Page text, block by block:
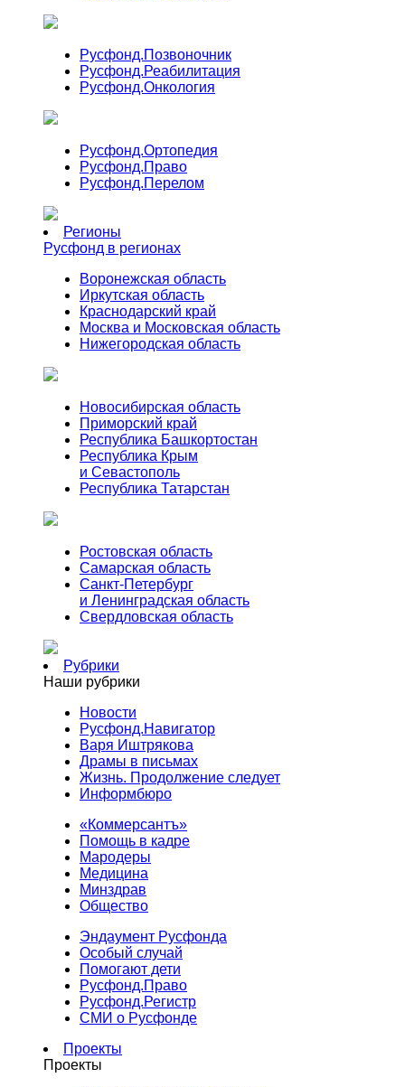
Русфонд.Позвоночник
Русфонд.Реабилитация
Русфонд.Онкология
Русфонд.Ортопедия
Русфонд.Право
Русфонд.Перелом
Регионы
Русфонд в регионах
Воронежская область
Иркутская область
Краснодарский край
Москва и Московская область
Нижегородская область
Новосибирская область
Приморский край
Республика Башкортостан
Республика Крым
и Севастополь
Республика Татарстан
Ростовская область
Самарская область
Санкт-Петербург
и Ленинградская область
Свердловская область
Рубрики
Наши рубрики
Новости
Русфонд.Навигатор
Варя Иштрякова
Драмы в письмах
Жизнь. Продолжение следует
Информбюро
«Коммерсантъ»
Помощь в кадре
Мародеры
Медицина
Минздрав
Общество
Эндаумент Русфонда
Особый случай
Помогают дети
Русфонд.Право
Русфонд.Регистр
СМИ о Русфонде
Проекты
Проекты